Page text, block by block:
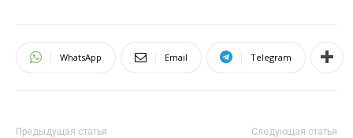
WhatsApp Email Telegram
Предыдущая статья Следующая статья